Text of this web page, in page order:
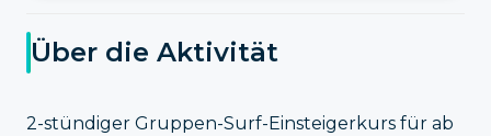
Über die Aktivität
2-stündiger Gruppen-Surf-Einsteigerkurs für ab